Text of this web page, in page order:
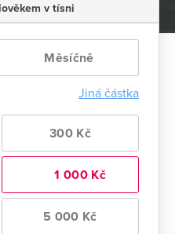
v tísni
Měsíčně
Jiná částka
300 Kč
1 000 Kč
5 000 Kč